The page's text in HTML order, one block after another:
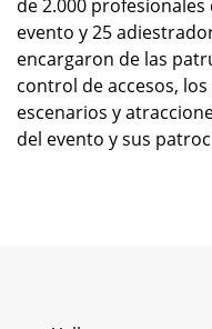
de 2.000
evento y 25
encargaron de las
control de accesos,
escenarios y
del evento y sus